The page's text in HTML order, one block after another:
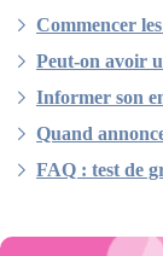
Commencer
Peut-on avoir
Informer son
Quand
FAQ : test de